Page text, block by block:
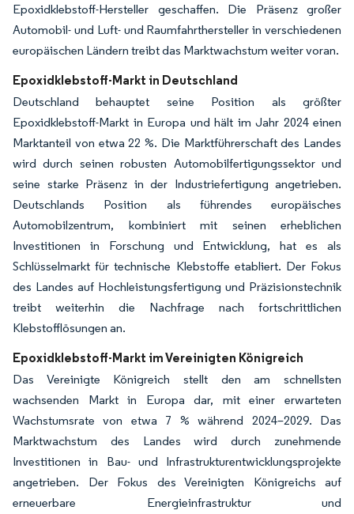
Epoxidklebstoff-Hersteller geschaffen. Die Präsenz großer
Automobil- und Luft- und Raumfahrthersteller in verschiedenen
europäischen Ländern treibt das Marktwachstum weiter voran.
Epoxidklebstoff-Markt in Deutschland
Deutschland behauptet seine Position als größter
Epoxidklebstoff-Markt in Europa und hält im Jahr 2024 einen
Marktanteil von etwa 22 %. Die Marktführerschaft des Landes
wird durch seinen robusten Automobilfertigungssektor und
seine starke Präsenz in der Industriefertigung angetrieben.
Deutschlands Position als führendes europäisches
Automobilzentrum, kombiniert mit seinen erheblichen
Investitionen in Forschung und Entwicklung, hat es als
Schlüsselmarkt für technische Klebstoffe etabliert. Der Fokus
des Landes auf Hochleistungsfertigung und Präzisionstechnik
treibt weiterhin die Nachfrage nach fortschrittlichen
Klebstofflösungen an.
Epoxidklebstoff-Markt im Vereinigten Königreich
Das Vereinigte Königreich stellt den am schnellsten
wachsenden Markt in Europa dar, mit einer erwarteten
Wachstumsrate von etwa 7 % während 2024–2029. Das
Marktwachstum des Landes wird durch zunehmende
Investitionen in Bau- und Infrastrukturentwicklungsprojekte
angetrieben. Der Fokus des Vereinigten Königreichs auf
erneuerbare Energieinfrastruktur und